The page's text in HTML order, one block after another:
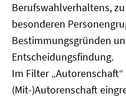
Berufswahlverhaltens,
besonderen
Bestimmungsgründen
Entscheidungsfindung.
Im Filter
(Mit-)Autorenschaft